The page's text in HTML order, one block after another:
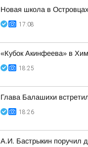
Новая школа в
17:08
«Кубок Акинфеева» в
18:25
Глава Балашихи
18:26
А.И. Бастрыкин поручил